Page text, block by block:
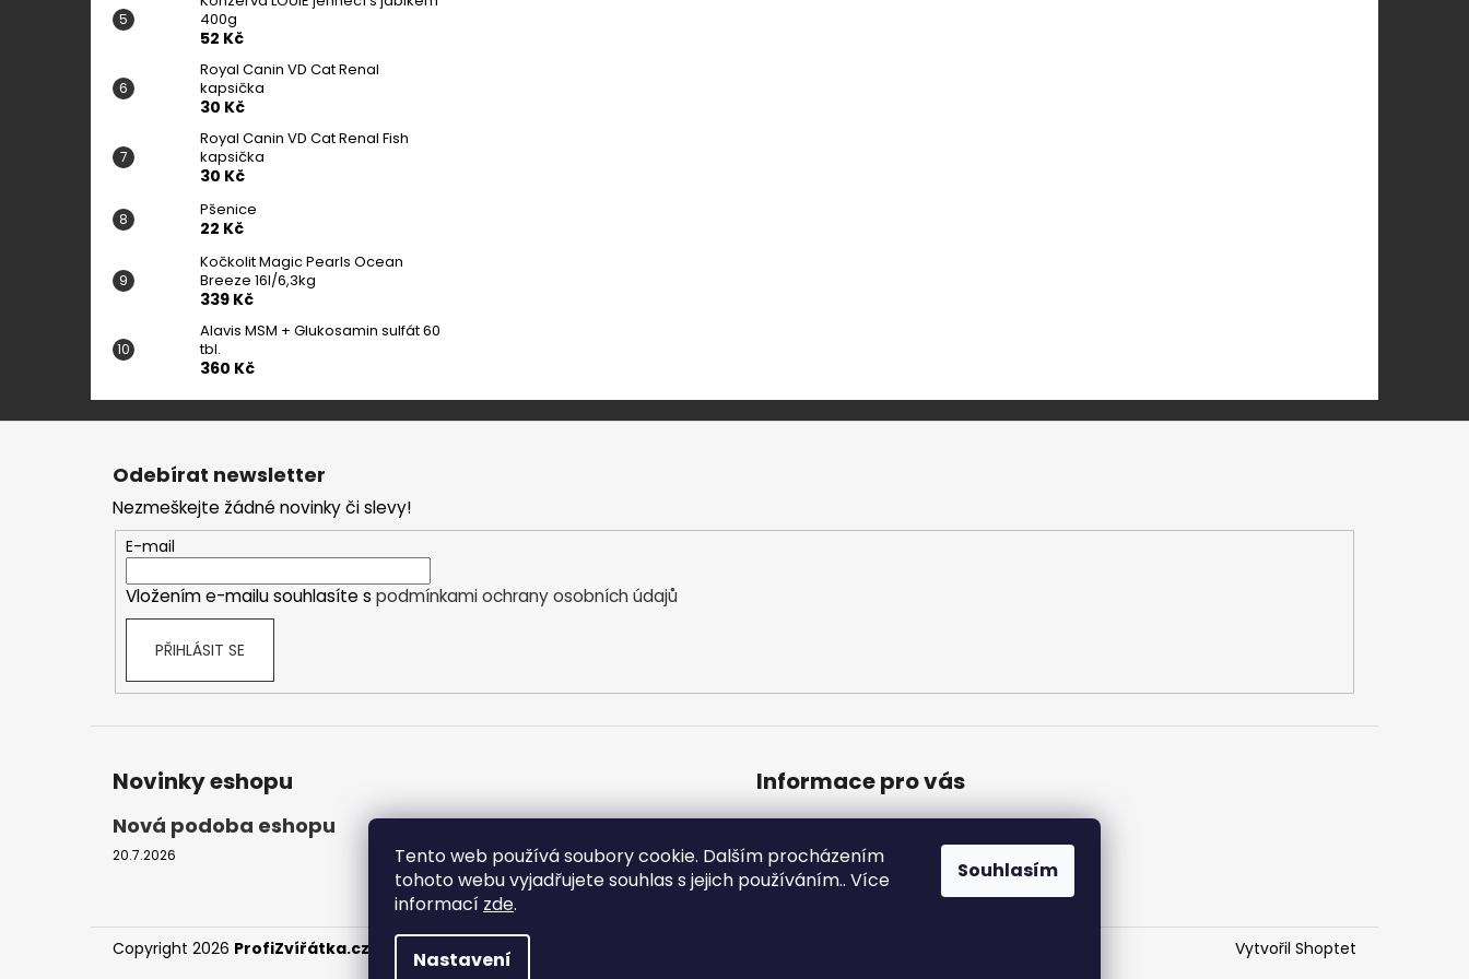
Tento web používá soubory cookie. Dalším procházením
tohoto webu vyjadřujete souhlas s jejich používáním.. Více
informací zde.
Nastavení
Souhlasím
400g
52 Kč
Royal Canin VD Cat Renal
kapsička
30 Kč
Royal Canin VD Cat Renal Fish
kapsička
30 Kč
Pšenice
22 Kč
Kočkolit Magic Pearls Ocean
Breeze 16l/6,3kg
339 Kč
Alavis MSM + Glukosamin sulfát 60
tbl.
360 Kč
Z
Odebírat newsletter
Nezmeškejte žádné novinky či slevy!
E-mail
Vložením e-mailu souhlasíte s podmínkami ochrany osobních údajů
PŘIHLÁSIT SE
Novinky eshopu
Nová podoba eshopu
20.7.2026
Informace pro vás
Podmínky ochrany osobních údajů
Moje objednávka
Vytvořil Shoptet
Copyright 2026 ProfiZvířátka.cz . Všechna práva vyhrazena.